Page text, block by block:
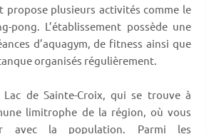
propose plusieurs activités comme le
pong. L’établissement possède une
d’aquagym, de fitness ainsi que
organisés régulièrement.
de Sainte-Croix, qui se trouve à
limitrophe de la région, où vous
avec la population. Parmi les